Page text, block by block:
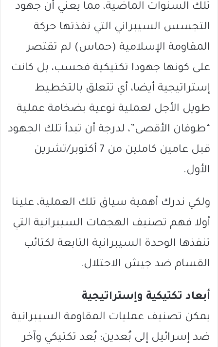
تلك السنوات الماضية، مما يعني أن جهود
التجسس السيبراني التي نفذتها حركة
المقاومة الإسلامية (حماس) لم تقتصر
على كونها جهودا تكتيكية فحسب، بل كانت
إستراتيجية أيضا، أي تتعلق بالتخطيط
طويل الأجل لعملية نوعية بضخامة عملية
“طوفان الأقصى”، لدرجة أن تبدأ تلك الجهود
قبل عامين كاملين من 7 أكتوبر/تشرين
الأول.
ولكي ندرك أهمية سياق تلك العملية، علينا
أولا فهم تصنيف الهجمات السيبرانية التي
تنفذها الوحدة السيبرانية التابعة لكتائب
القسام ضد جيش الاحتلال.
أبعاد تكتيكية وإستراتيجية
يمكن تصنيف عمليات المقاومة السيبرانية
ضد إسرائيل إلى بُعدين؛ بُعد تكتيكي وآخر